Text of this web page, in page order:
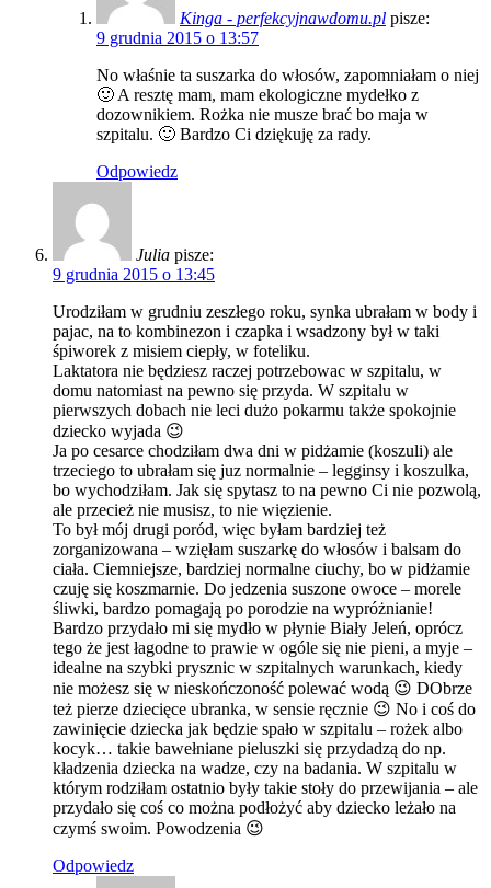
Kinga - perfekcyjnawdomu.pl pisze:
9 grudnia 2015 o 13:57
No właśnie ta suszarka do włosów, zapomniałam o niej
🙂 A resztę mam, mam ekologiczne mydełko z
dozownikiem. Rożka nie musze brać bo maja w
szpitalu. 🙂 Bardzo Ci dziękuję za rady.
Odpowiedz
Julia pisze:
9 grudnia 2015 o 13:45
Urodziłam w grudniu zeszłego roku, synka ubrałam w body i
pajac, na to kombinezon i czapka i wsadzony był w taki
śpiworek z misiem ciepły, w foteliku.
Laktatora nie będziesz raczej potrzebowac w szpitalu, w
domu natomiast na pewno się przyda. W szpitalu w
pierwszych dobach nie leci dużo pokarmu także spokojnie
dziecko wyjada 😉
Ja po cesarce chodziłam dwa dni w pidżamie (koszuli) ale
trzeciego to ubrałam się juz normalnie – legginsy i koszulka,
bo wychodziłam. Jak się spytasz to na pewno Ci nie pozwolą,
ale przecież nie musisz, to nie więzienie.
To był mój drugi poród, więc byłam bardziej też
zorganizowana – wzięłam suszarkę do włosów i balsam do
ciała. Ciemniejsze, bardziej normalne ciuchy, bo w pidżamie
czuję się koszmarnie. Do jedzenia suszone owoce – morele
śliwki, bardzo pomagają po porodzie na wypróżnianie!
Bardzo przydało mi się mydło w płynie Biały Jeleń, oprócz
tego że jest łagodne to prawie w ogóle się nie pieni, a myje –
idealne na szybki prysznic w szpitalnych warunkach, kiedy
nie możesz się w nieskończoność polewać wodą 😉 DObrze
też pierze dziecięce ubranka, w sensie ręcznie 😉 No i coś do
zawinięcie dziecka jak będzie spało w szpitalu – rożek albo
kocyk… takie bawełniane pieluszki się przydadzą do np.
kładzenia dziecka na wadze, czy na badania. W szpitalu w
którym rodziłam ostatnio były takie stoły do przewijania – ale
przydało się coś co można podłożyć aby dziecko leżało na
czymś swoim. Powodzenia 😉
Odpowiedz